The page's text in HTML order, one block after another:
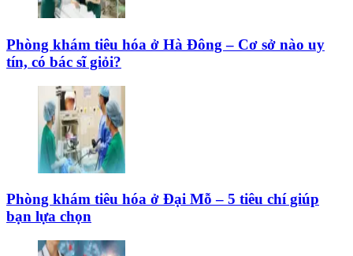
Phòng khám tiêu hóa ở Hà Đông – Cơ sở nào uy
tín, có bác sĩ giỏi?
Phòng khám tiêu hóa ở Đại Mỗ – 5 tiêu chí giúp
bạn lựa chọn